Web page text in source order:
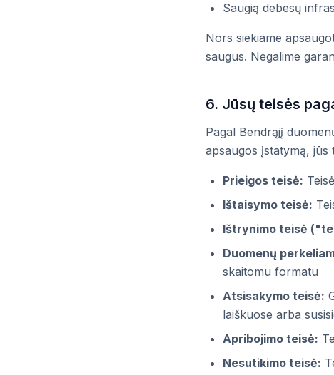
Saugią debesų
Nors siekiame
saugus. Negalime
6. Jūsų teisės
Pagal Bendrąjį
apsaugos įstatymą, jūs
Prieigos teisė:
Ištaisymo teisė:
Ištrynimo teisė
Duomenų
skaitomu formatu
Atsisakymo teisė:
laiškuose arba
Apribojimo teisė:
Nesutikimo teisė: